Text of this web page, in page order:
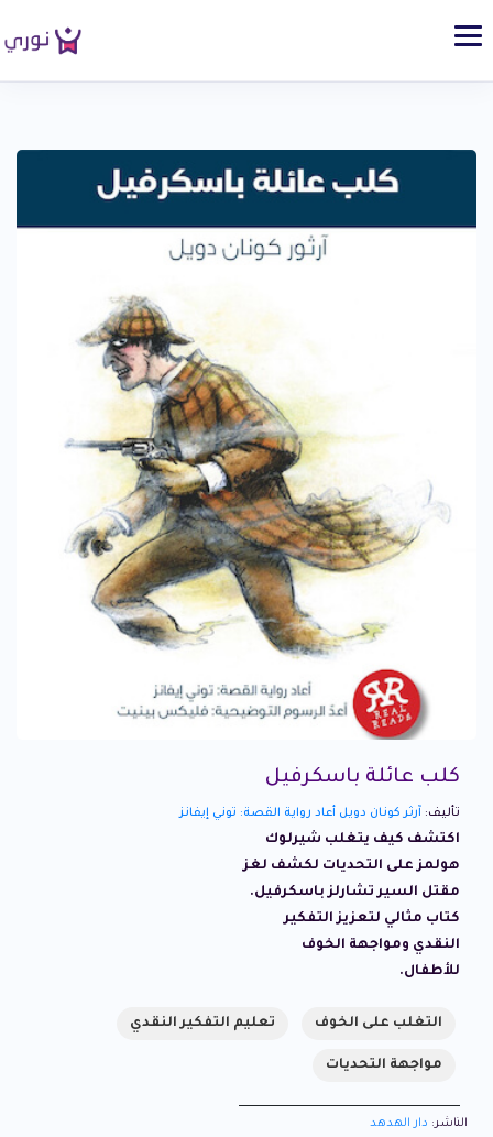
كلب عائلة باسكرفيل
تأليف: آرثر كونان دويل أعاد رواية القصة: توني إيفانز
اكتشف كيف يتغلب شيرلوك
هولمز على التحديات لكشف لغز
مقتل السير تشارلز باسكرفيل.
كتاب مثالي لتعزيز التفكير
النقدي ومواجهة الخوف
للأطفال.
التغلب على الخوف تعليم التفكير النقدي
مواجهة التحديات
الناشر: دار الهدهد